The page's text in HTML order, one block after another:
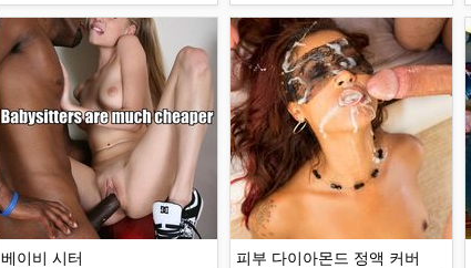
베이비 시터 피부 다이아몬드 정액 커버